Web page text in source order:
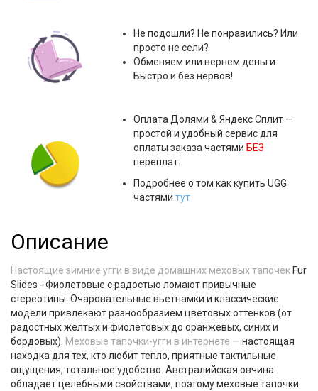
Не подошли? Не понравились? Или
просто не сели?
Обменяем или вернем деньги.
Быстро и без нервов!
ОплатаДолями & Яндекс Сплит —
простой и удобный сервис для
оплаты заказа частями БЕЗ
переплат.
Подробнее о том как купить UGG
частями тут
Описание
Настоящие зимние угги в виде домашних меховых тапочек Fur
Slides - Фиолетовые с радостью ломают привычные
стереотипы. Очаровательные вьетнамки и классические
модели привлекают разнообразием цветовых оттенков (от
радостных желтых и фиолетовых до оранжевых, синих и
бордовых). Меховые тапочки-угги в интернете — настоящая
находка для тех, кто любит тепло, приятные тактильные
ощущения, тотальное удобство. Австралийская овчина
обладает целебными свойствами, поэтому меховые тапочки